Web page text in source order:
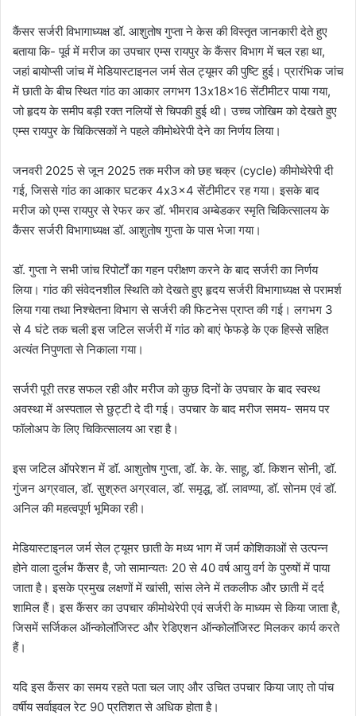
कैंसर सर्जरी विभागाध्यक्ष डॉ. आशुतोष गुप्ता ने केस की विस्तृत जानकारी देते हुए
बताया कि- पूर्व में मरीज का उपचार एम्स रायपुर के कैंसर विभाग में चल रहा था,
जहां बायोप्सी जांच में मेडियास्टाइनल जर्म सेल ट्यूमर की पुष्टि हुई। प्रारंभिक जांच
में छाती के बीच स्थित गांठ का आकार लगभग 13x18x16 सेंटीमीटर पाया गया,
जो हृदय के समीप बड़ी रक्त नलियों से चिपकी हुई थी। उच्च जोखिम को देखते हुए
एम्स रायपुर के चिकित्सकों ने पहले कीमोथेरेपी देने का निर्णय लिया।
जनवरी 2025 से जून 2025 तक मरीज को छह चक्र (cycle) कीमोथेरेपी दी
गई, जिससे गांठ का आकार घटकर 4x3x4 सेंटीमीटर रह गया। इसके बाद
मरीज को एम्स रायपुर से रेफर कर डॉ. भीमराव अम्बेडकर स्मृति चिकित्सालय के
कैंसर सर्जरी विभागाध्यक्ष डॉ. आशुतोष गुप्ता के पास भेजा गया।
डॉ. गुप्ता ने सभी जांच रिपोर्टों का गहन परीक्षण करने के बाद सर्जरी का निर्णय
लिया। गांठ की संवेदनशील स्थिति को देखते हुए हृदय सर्जरी विभागाध्यक्ष से परामर्श
लिया गया तथा निश्चेतना विभाग से सर्जरी की फिटनेस प्राप्त की गई। लगभग 3
से 4 घंटे तक चली इस जटिल सर्जरी में गांठ को बाएं फेफड़े के एक हिस्से सहित
अत्यंत निपुणता से निकाला गया।
सर्जरी पूरी तरह सफल रही और मरीज को कुछ दिनों के उपचार के बाद स्वस्थ
अवस्था में अस्पताल से छुट्टी दे दी गई। उपचार के बाद मरीज समय- समय पर
फॉलोअप के लिए चिकित्सालय आ रहा है।
इस जटिल ऑपरेशन में डॉ. आशुतोष गुप्ता, डॉ. के. के. साहू, डॉ. किशन सोनी, डॉ.
गुंजन अग्रवाल, डॉ. सुश्रुत अग्रवाल, डॉ. समृद्ध, डॉ. लावण्या, डॉ. सोनम एवं डॉ.
अनिल की महत्वपूर्ण भूमिका रही।
मेडियास्टाइनल जर्म सेल ट्यूमर छाती के मध्य भाग में जर्म कोशिकाओं से उत्पन्न
होने वाला दुर्लभ कैंसर है, जो सामान्यतः 20 से 40 वर्ष आयु वर्ग के पुरुषों में पाया
जाता है। इसके प्रमुख लक्षणों में खांसी, सांस लेने में तकलीफ और छाती में दर्द
शामिल हैं। इस कैंसर का उपचार कीमोथेरेपी एवं सर्जरी के माध्यम से किया जाता है,
जिसमें सर्जिकल ऑन्कोलॉजिस्ट और रेडिएशन ऑन्कोलॉजिस्ट मिलकर कार्य करते
हैं।
यदि इस कैंसर का समय रहते पता चल जाए और उचित उपचार किया जाए तो पांच
वर्षीय सर्वाइवल रेट 90 प्रतिशत से अधिक होता है।